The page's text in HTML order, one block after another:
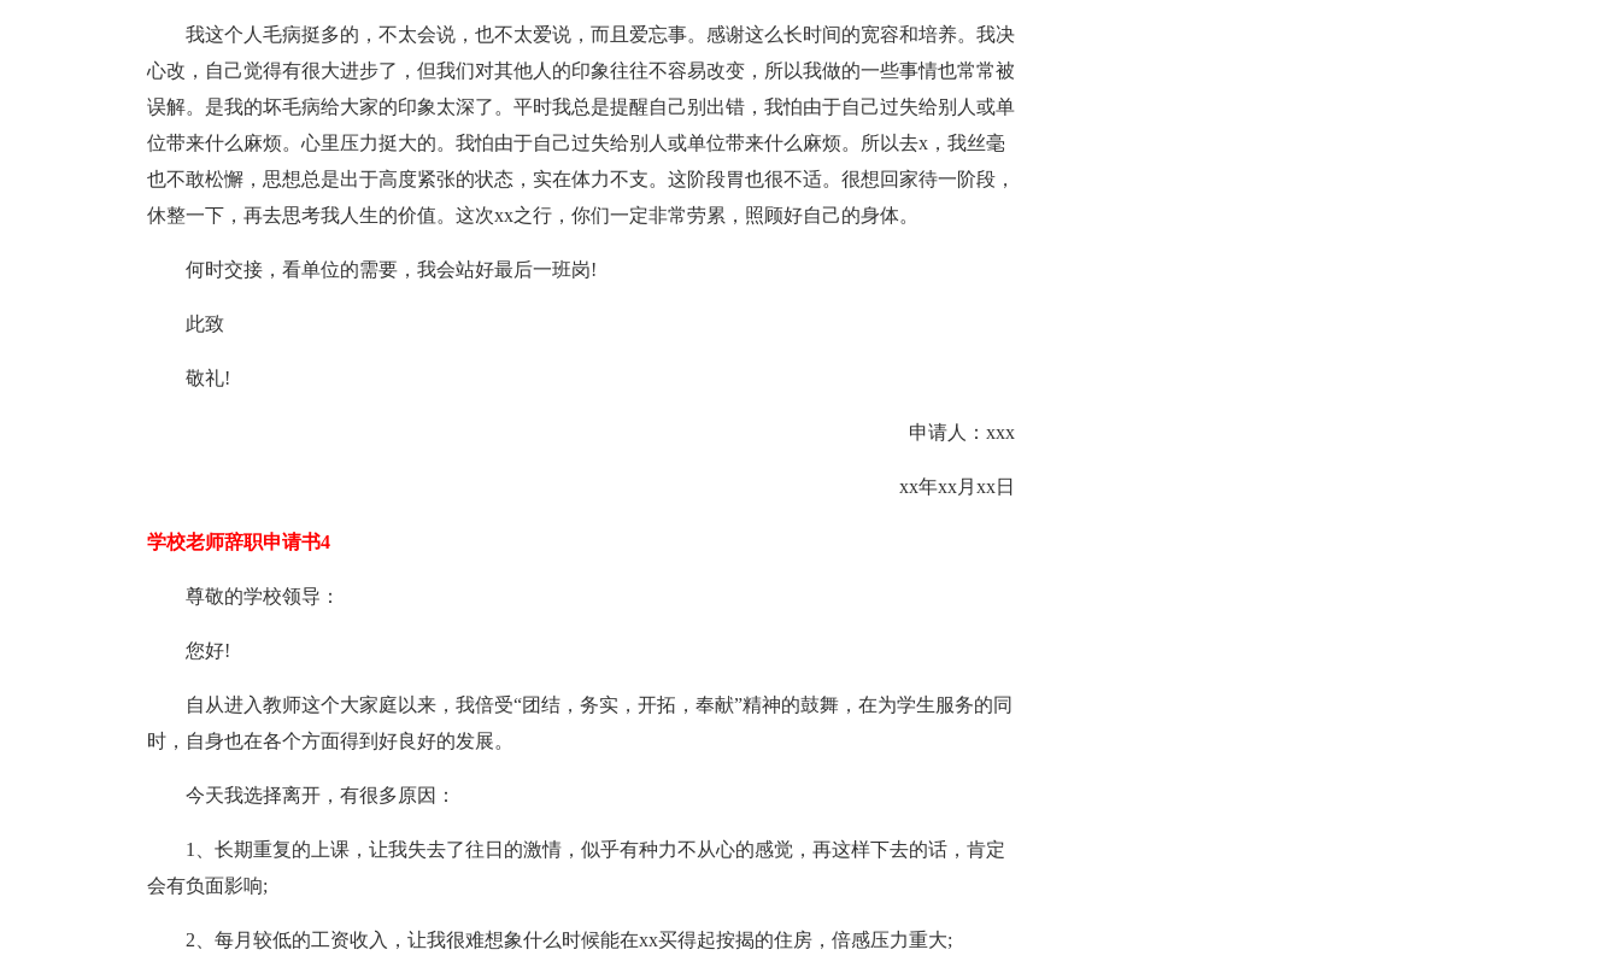
我这个人毛病挺多的，不太会说，也不太爱说，而且爱忘事。感谢这么长时间的宽容和培养。我决
心改，自己觉得有很大进步了，但我们对其他人的印象往往不容易改变，所以我做的一些事情也常常被
误解。是我的坏毛病给大家的印象太深了。平时我总是提醒自己别出错，我怕由于自己过失给别人或单
位带来什么麻烦。心里压力挺大的。我怕由于自己过失给别人或单位带来什么麻烦。所以去x，我丝毫
也不敢松懈，思想总是出于高度紧张的状态，实在体力不支。这阶段胃也很不适。很想回家待一阶段，
休整一下，再去思考我人生的价值。这次xx之行，你们一定非常劳累，照顾好自己的身体。
何时交接，看单位的需要，我会站好最后一班岗!
此致
敬礼!
申请人：xxx
xx年xx月xx日
学校老师辞职申请书4
尊敬的学校领导：
您好!
自从进入教师这个大家庭以来，我倍受“团结，务实，开拓，奉献”精神的鼓舞，在为学生服务的同
时，自身也在各个方面得到好良好的发展。
今天我选择离开，有很多原因：
1、长期重复的上课，让我失去了往日的激情，似乎有种力不从心的感觉，再这样下去的话，肯定
会有负面影响;
2、每月较低的工资收入，让我很难想象什么时候能在xx买得起按揭的住房，倍感压力重大;